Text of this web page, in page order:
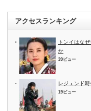
アクセスランキング
トンイはな
か
39ビュー
レジェンド時
19ビュー